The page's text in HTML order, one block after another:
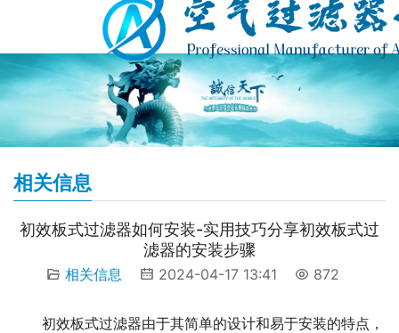
相关信息
初效板式过滤器如何安装-实用技巧分享初效板式过
滤器的安装步骤
相关信息 2024-04-17 13:41 872
初效板式过滤器由于其简单的设计和易于安装的特点，